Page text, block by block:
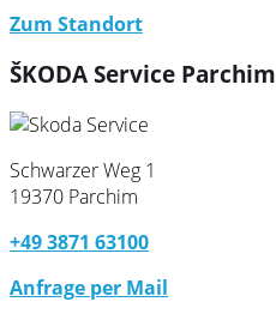
Zum Standort
ŠKODA Service Parchim
Schwarzer Weg 1
19370 Parchim
+49 3871 63100
Anfrage per Mail